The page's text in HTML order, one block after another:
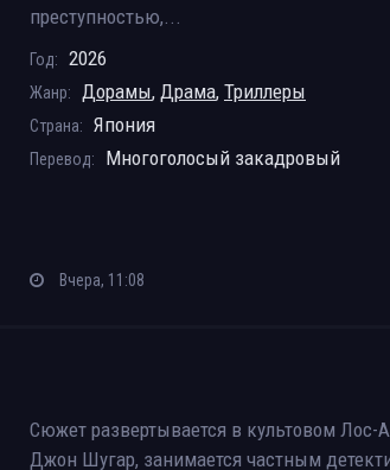
преступностью,...
Год: 2026
Жанр: Дорамы, Драма, Триллеры
Страна: Япония
Перевод: Многоголосый закадровый
Вчера, 11:08
Сюжет развертывается в культовом
Джон Шугар, занимается частным